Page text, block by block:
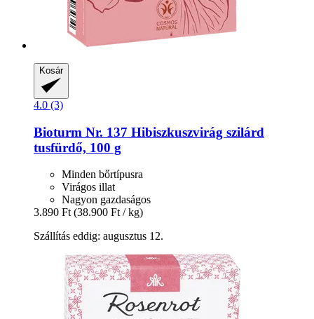
Kosár
4.0 (3)
Bioturm Nr. 137 Hibiszkuszvirág szilárd
tusfürdő, 100 g
Minden bőrtípusra
Virágos illat
Nagyon gazdaságos
3.890 Ft (38.900 Ft / kg)
Szállítás eddig: augusztus 12.